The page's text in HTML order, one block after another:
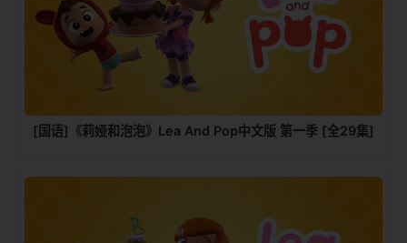
[国语]《莉娅和泡泡》Lea And Pop中文版 第一季 [全29集]